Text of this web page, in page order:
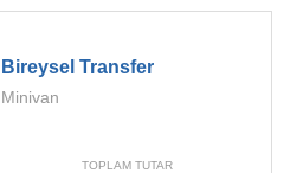
Bireysel Transfer
Minivan
TOPLAM TUTAR